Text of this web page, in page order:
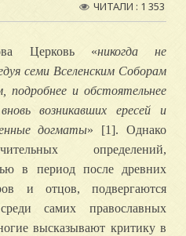
ЧИТАЛИ : 1 353
Церковь «никогда не
семи Вселенским Соборам
и обстоятельнее
возникавших ересей и
догматы» [1]. Однако
определений,
в период после древних
и отцов, подвергаются
самих православных
высказывают критику в